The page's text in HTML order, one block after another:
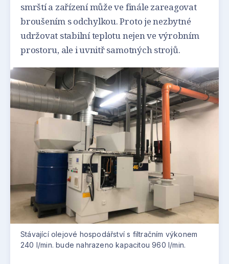
smrští a zařízení může ve finále zareagovat
broušením s odchylkou. Proto je nezbytné
udržovat stabilní teplotu nejen ve výrobním
prostoru, ale i uvnitř samotných strojů.
Stávající olejové hospodářství s filtračním výkonem
240 l/min. bude nahrazeno kapacitou 960 l/min.